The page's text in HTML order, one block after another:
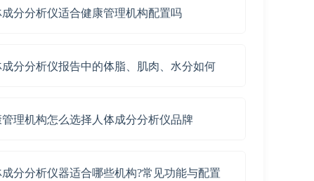
成分分析仪适合健康管理机构配置吗
成分分析仪报告中的体脂、肌肉、水分如何
理机构怎么选择人体成分分析仪品牌
成分分析仪器适合哪些机构?常见功能与配置